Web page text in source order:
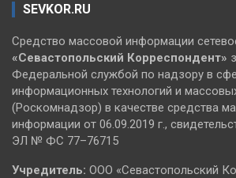
SEVKOR.RU
Средство массовой информации
«Севастопольский Корреспондент»
Федеральной службой по надзору в
информационных технологий и
(Роскомнадзор) в качестве средства
информации от 06.09.2019 г.,
ЭЛ № ФС 77–76715
Учредитель: ООО «Севастопольский